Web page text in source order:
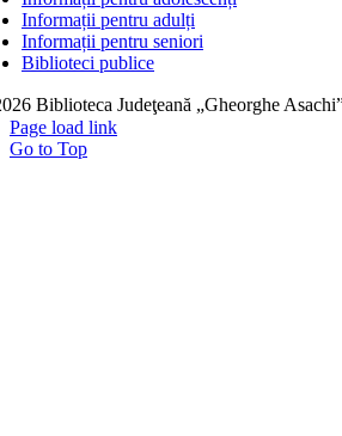
Informații pentru adulți
Informații pentru seniori
Biblioteci publice
Biblioteca Judeţeană „Gheorghe
Page load link
Go to Top